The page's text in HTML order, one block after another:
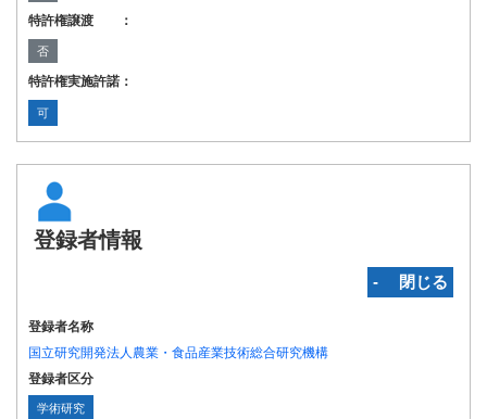
特許権譲渡 ：
否
特許権実施許諾：
可
登録者情報
‐ 閉じる
登録者名称
国立研究開発法人農業・食品産業技術総合研究機構
登録者区分
学術研究